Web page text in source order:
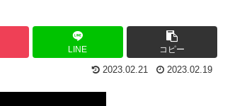
LINE コピー
2023.02.21 2023.02.19